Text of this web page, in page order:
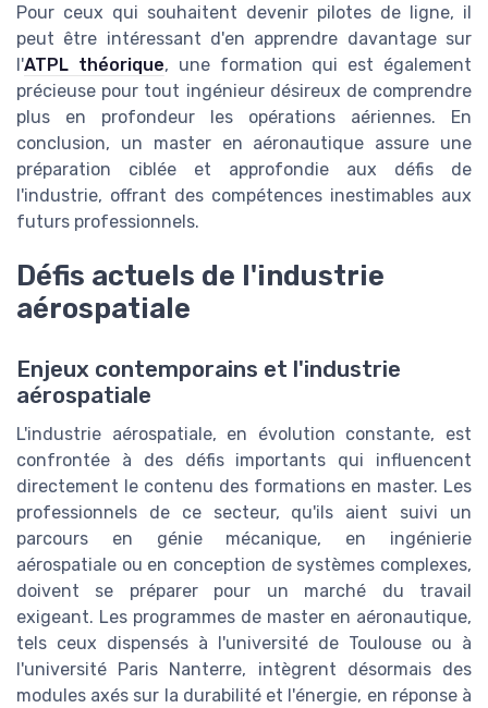
Pour ceux qui souhaitent devenir pilotes de ligne, il
peut être intéressant d'en apprendre davantage sur
l'ATPL théorique, une formation qui est également
précieuse pour tout ingénieur désireux de comprendre
plus en profondeur les opérations aériennes. En
conclusion, un master en aéronautique assure une
préparation ciblée et approfondie aux défis de
l'industrie, offrant des compétences inestimables aux
futurs professionnels.
Défis actuels de l'industrie
aérospatiale
Enjeux contemporains et l'industrie
aérospatiale
L'industrie aérospatiale, en évolution constante, est
confrontée à des défis importants qui influencent
directement le contenu des formations en master. Les
professionnels de ce secteur, qu'ils aient suivi un
parcours en génie mécanique, en ingénierie
aérospatiale ou en conception de systèmes complexes,
doivent se préparer pour un marché du travail
exigeant. Les programmes de master en aéronautique,
tels ceux dispensés à l'université de Toulouse ou à
l'université Paris Nanterre, intègrent désormais des
modules axés sur la durabilité et l'énergie, en réponse à